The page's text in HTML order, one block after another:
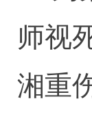
师视
湘重